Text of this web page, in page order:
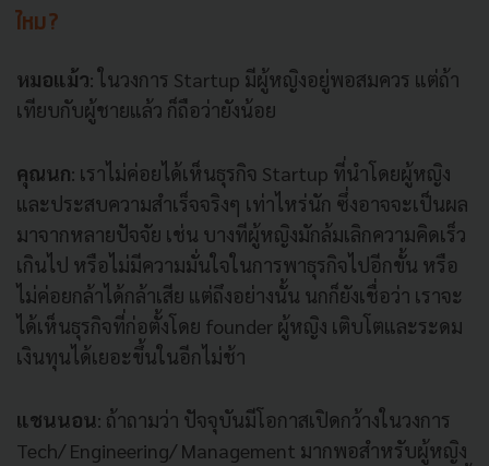
ไหม?
หมอแม้ว: ในวงการ Startup มีผู้หญิงอยู่พอสมควร แต่ถ้า
เทียบกับผู้ชายแล้ว ก็ถือว่ายังน้อย
คุณนก: เราไม่ค่อยได้เห็นธุรกิจ Startup ที่นำโดยผู้หญิง
และประสบความสำเร็จจริงๆ เท่าไหร่นัก ซึ่งอาจจะเป็นผล
มาจากหลายปัจจัย เช่น บางทีผู้หญิงมักล้มเลิกความคิดเร็ว
เกินไป หรือไม่มีความมั่นใจในการพาธุรกิจไปอีกขั้น หรือ
ไม่ค่อยกล้าได้กล้าเสีย แต่ถึงอย่างนั้น นกก็ยังเชื่อว่า เราจะ
ได้เห็นธุรกิจที่ก่อตั้งโดย founder ผู้หญิง เติบโตและระดม
เงินทุนได้เยอะขึ้นในอีกไม่ช้า
แชนนอน: ถ้าถามว่า ปัจจุบันมีโอกาสเปิดกว้างในวงการ
Tech/ Engineering/ Management มากพอสำหรับผู้หญิง